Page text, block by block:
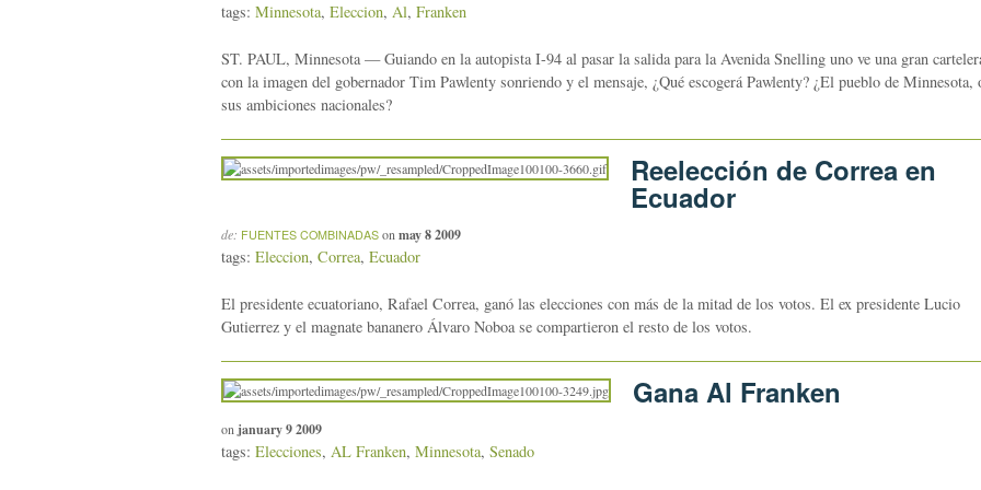
tags: Minnesota, Eleccion, Al, Franken
ST. PAUL, Minnesota — Guiando en la autopista I-94 al pasar la salida para la Avenida Snelling uno ve una gran
con la imagen del gobernador Tim Pawlenty sonriendo y el mensaje, ¿Qué escogerá Pawlenty? ¿El pueblo de Minnesota,
sus ambiciones nacionales?
Reelección de Correa en
Ecuador
de: FUENTES COMBINADAS on may 8 2009
tags: Eleccion, Correa, Ecuador
El presidente ecuatoriano, Rafael Correa, ganó las elecciones con más de la mitad de los votos. El ex presidente Lucio
Gutierrez y el magnate bananero Álvaro Noboa se compartieron el resto de los votos.
Gana Al Franken
on january 9 2009
tags: Elecciones, AL Franken, Minnesota, Senado